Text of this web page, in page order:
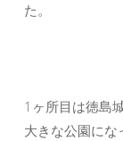
た。
1ヶ所目は徳島城
大きな公園にな